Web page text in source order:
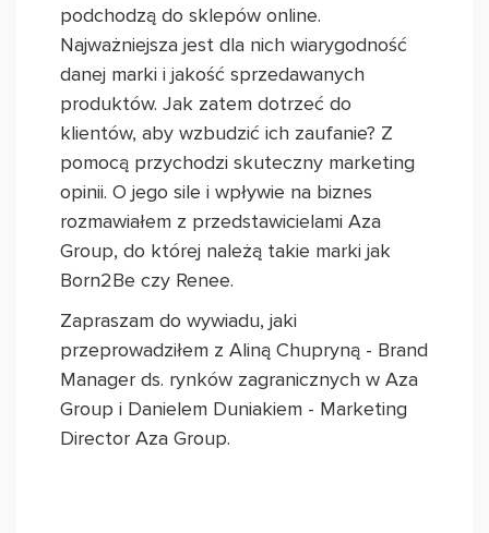
podchodzą do sklepów online.
Najważniejsza jest dla nich wiarygodność
danej marki i jakość sprzedawanych
produktów. Jak zatem dotrzeć do
klientów, aby wzbudzić ich zaufanie? Z
pomocą przychodzi skuteczny marketing
opinii. O jego sile i wpływie na biznes
rozmawiałem z przedstawicielami Aza
Group, do której należą takie marki jak
Born2Be czy Renee.
Zapraszam do wywiadu, jaki
przeprowadziłem z Aliną Chupryną - Brand
Manager ds. rynków zagranicznych w Aza
Group i Danielem Duniakiem - Marketing
Director Aza Group.